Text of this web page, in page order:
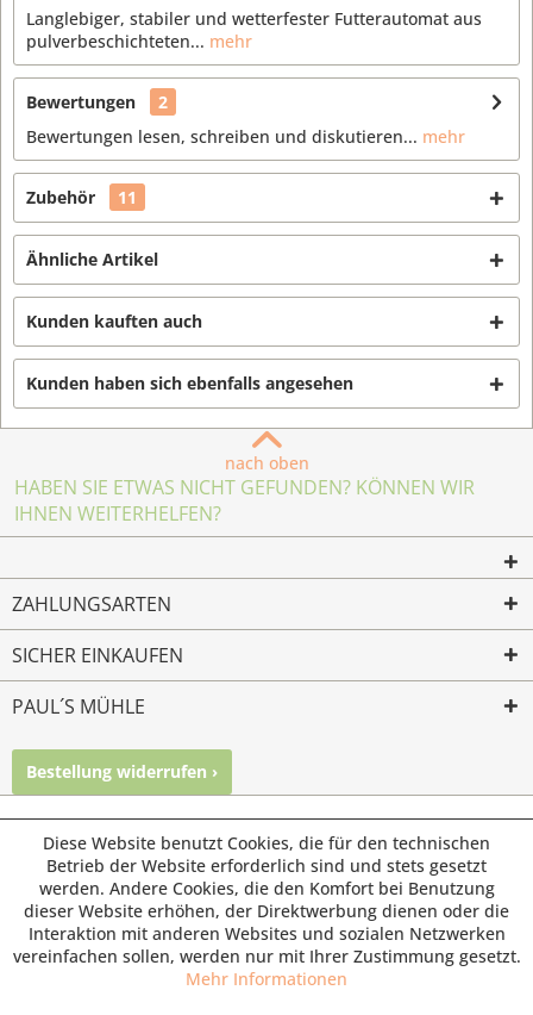
Langlebiger, stabiler und wetterfester Futterautomat aus
pulverbeschichteten... mehr
Bewertungen
2
Bewertungen lesen, schreiben und diskutieren... mehr
Zubehör 11
Ähnliche Artikel
Kunden kauften auch
Kunden haben sich ebenfalls angesehen
nach oben
HABEN SIE ETWAS NICHT GEFUNDEN? KÖNNEN WIR
IHNEN WEITERHELFEN?
ZAHLUNGSARTEN
SICHER EINKAUFEN
PAUL´S MÜHLE
Bestellung widerrufen ›
© Paul's Mühle | Inhaber: Christof Paul e.K. | Westring 2 |
45659 Recklinghausen
Fax: 02361 -28831 | E-Mail: info@pauls-muehle.de
Diese Website benutzt Cookies, die für den technischen
Betrieb der Website erforderlich sind und stets gesetzt
werden. Andere Cookies, die den Komfort bei Benutzung
dieser Website erhöhen, der Direktwerbung dienen oder die
Interaktion mit anderen Websites und sozialen Netzwerken
vereinfachen sollen, werden nur mit Ihrer Zustimmung gesetzt.
Mehr Informationen